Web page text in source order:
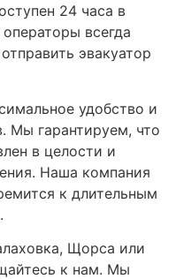
24 часа в
всегда
эвакуатор
удобство и
Мы гарантируем, что
в целости и
Наша компания
к длительным
Щорса или
к нам. Мы